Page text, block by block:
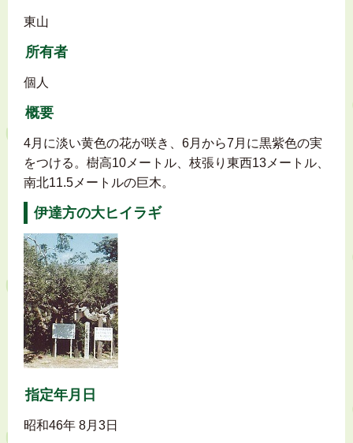
東山
所有者
個人
概要
4月に淡い黄色の花が咲き、6月から7月に黒紫色の実
をつける。樹高10メートル、枝張り東西13メートル、
南北11.5メートルの巨木。
伊達方の大ヒイラギ
指定年月日
昭和46年 8月3日